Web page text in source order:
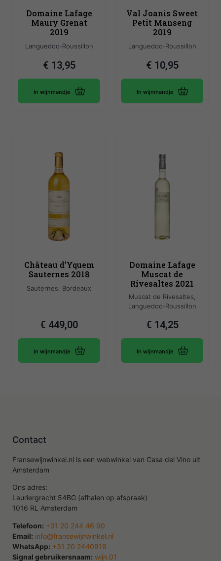
Domaine Lafage
Maury Grenat
2019
Languedoc-Roussillon
€ 13,95
In wijnmandje
Val Joanis Sweet
Petit Manseng
2019
Languedoc-Roussillon
€ 10,95
In wijnmandje
Château d’Yquem
Sauternes 2018
Sauternes, Bordeaux
€ 449,00
In wijnmandje
Domaine Lafage
Muscat de
Rivesaltes 2021
Muscat de Rivesaltes,
Languedoc-Roussillon
€ 14,25
In wijnmandje
Contact
Fransewijnwinkel.nl is een webwinkel van Casa del Vino uit
Amsterdam
Ons adres:
Lauriergracht 54BG (afhalen op afspraak)
1016 RL Amsterdam
Telefoon: +31 20 244 46 90
Email: info@fransewijnwinkel.nl
WhatsApp: +31 20 2440919
Signal gebruikersnaam: wijn.01